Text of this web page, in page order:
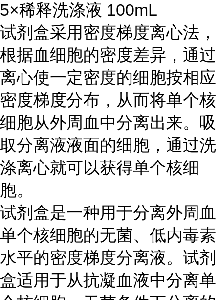
5×稀释洗涤液 100mL
试剂盒采用密度梯度离心法，
根据血细胞的密度差异，通过
离心使一定密度的细胞按相应
密度梯度分布，从而将单个核
细胞从外周血中分离出来。吸
取分离液液面的细胞，通过洗
涤离心就可以获得单个核细
胞。
试剂盒是一种用于分离外周血
单个核细胞的无菌、低内毒素
水平的密度梯度分离液。试剂
盒适用于从抗凝血液中分离单